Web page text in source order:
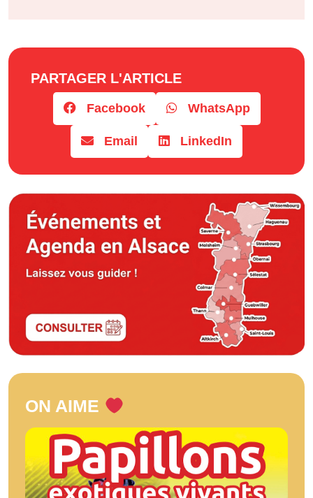
PARTAGER L'ARTICLE
Facebook WhatsApp
Email LinkedIn
ON AIME